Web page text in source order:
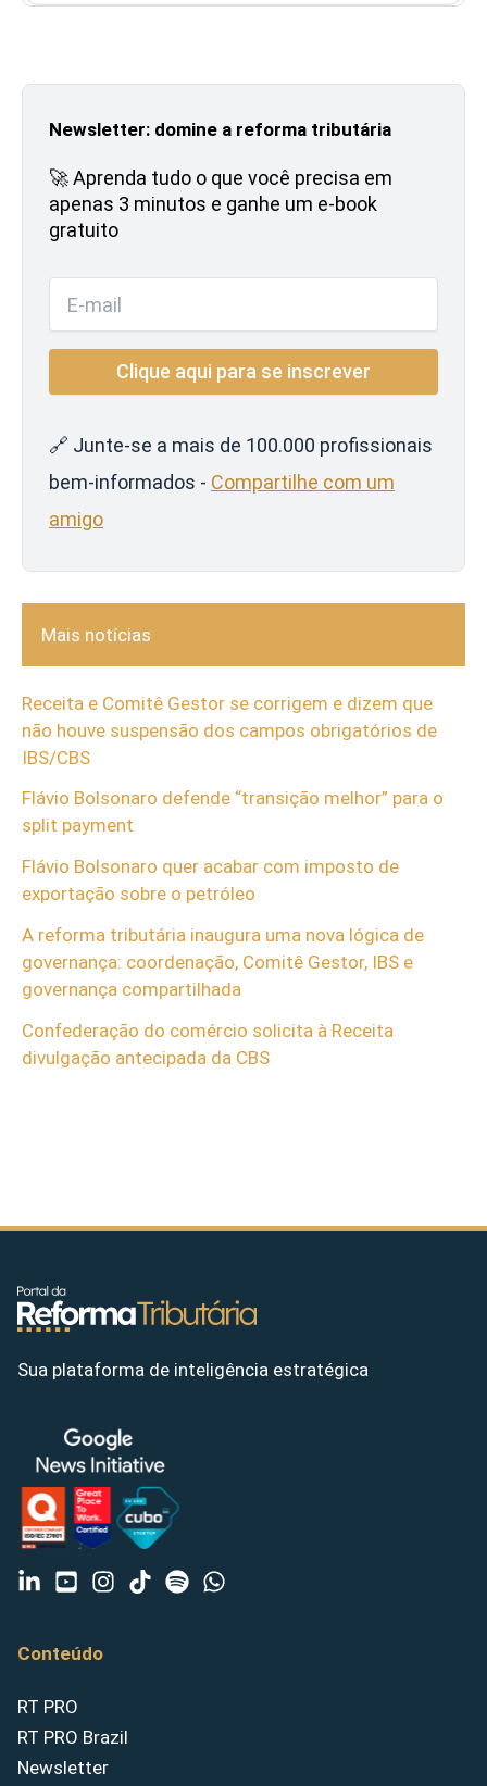
Newsletter: domine a reforma tributária
🚀 Aprenda tudo o que você precisa em
apenas 3 minutos e ganhe um e-book
gratuito
🔗 Junte-se a mais de 100.000 profissionais
bem-informados - Compartilhe com um
amigo
Mais notícias
Receita e Comitê Gestor se corrigem e dizem que
não houve suspensão dos campos obrigatórios de
IBS/CBS
Flávio Bolsonaro defende “transição melhor” para o
split payment
Flávio Bolsonaro quer acabar com imposto de
exportação sobre o petróleo
A reforma tributária inaugura uma nova lógica de
governança: coordenação, Comitê Gestor, IBS e
governança compartilhada
Confederação do comércio solicita à Receita
divulgação antecipada da CBS
Sua plataforma de inteligência estratégica
Conteúdo
RT PRO
RT PRO Brazil
Newsletter